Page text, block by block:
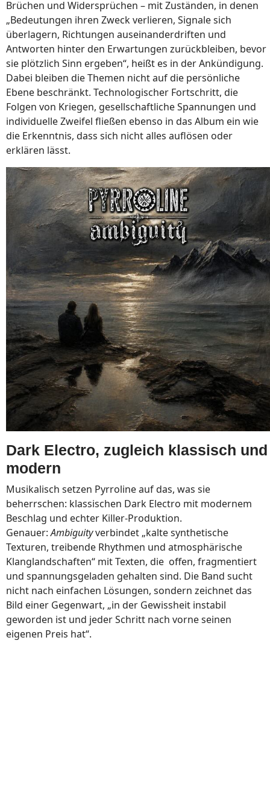
Brüchen und Widersprüchen – mit Zuständen, in denen
„Bedeutungen ihren Zweck verlieren, Signale sich
überlagern, Richtungen auseinanderdriften und
Antworten hinter den Erwartungen zurückbleiben, bevor
sie plötzlich Sinn ergeben“, heißt es in der Ankündigung.
Dabei bleiben die Themen nicht auf die persönliche
Ebene beschränkt. Technologischer Fortschritt, die
Folgen von Kriegen, gesellschaftliche Spannungen und
individuelle Zweifel fließen ebenso in das Album ein wie
die Erkenntnis, dass sich nicht alles auflösen oder
erklären lässt.
Dark Electro, zugleich klassisch und
modern
Musikalisch setzen Pyrroline auf das, was sie
beherrschen: klassischen Dark Electro mit modernem
Beschlag und echter Killer-Produktion.
Genauer:Ambiguityverbindet „kalte synthetische
Texturen, treibende Rhythmen und atmosphärische
Klanglandschaften“ mit Texten, die offen, fragmentiert
und spannungsgeladen gehalten sind. Die Band sucht
nicht nach einfachen Lösungen, sondern zeichnet das
Bild einer Gegenwart, „in der Gewissheit instabil
geworden ist und jeder Schritt nach vorne seinen
eigenen Preis hat“.